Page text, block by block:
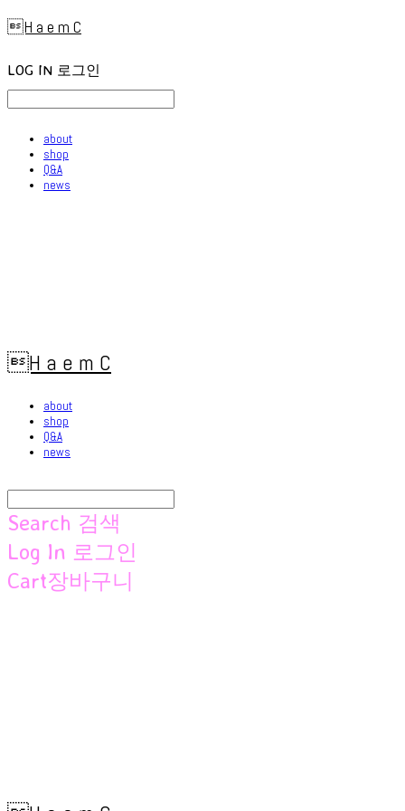
H a e m C
LOG IN 로그인
about
shop
Q&A
news
H a e m C
about
shop
Q&A
news
Search 검색
Log In 로그인
Cart장바구니